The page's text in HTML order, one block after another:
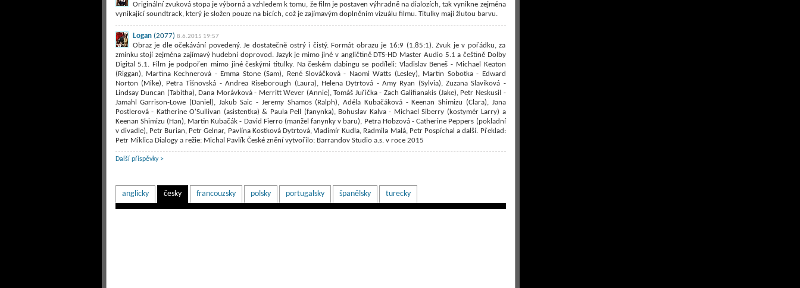
Originální zvuková stopa je výborná a vzhledem k tomu, že film je postaven výhradně na dialozích, tak vynikne zejména
vynikající soundtrack, který je složen pouze na bicích, což je zajímavým doplněním vizuálu filmu. Titulky mají žlutou barvu.
Logan (2077) 8.6.2015 19:57
Obraz je dle očekávání povedený. Je dostatečně ostrý i čistý. Formát obrazu je 16:9 (1,85:1). Zvuk je v pořádku, za
zmínku stojí zejména zajímavý hudební doprovod. Jazyk je mimo jiné v angličtině DTS-HD Master Audio 5.1 a češtině Dolby
Digital 5.1. Film je podpořen mimo jiné českými titulky. Na českém dabingu se podíleli: Vladislav Beneš - Michael Keaton
(Riggan), Martina Kechnerová - Emma Stone (Sam), René Slováčková - Naomi Watts (Lesley), Martin Sobotka - Edward
Norton (Mike), Petra Tišnovská - Andrea Riseborough (Laura), Helena Dytrtová - Amy Ryan (Sylvia), Zuzana Slavíková -
Lindsay Duncan (Tabitha), Dana Morávková - Merritt Wever (Annie), Tomáš Juřička - Zach Galifianakis (Jake), Petr Neskusil -
Jamahl Garrison-Lowe (Daniel), Jakub Saic - Jeremy Shamos (Ralph), Adéla Kubačáková - Keenan Shimizu (Clara), Jana
Postlerová - Katherine O'Sullivan (asistentka) & Paula Pell (fanynka), Bohuslav Kalva - Michael Siberry (kostymér Larry) a
Keenan Shimizu (Han), Martin Kubačák - David Fierro (manžel fanynky v baru), Petra Hobzová - Catherine Peppers (pokladní
v divadle), Petr Burian, Petr Gelnar, Pavlína Kostková Dytrtová, Vladimír Kudla, Radmila Malá, Petr Pospíchal a další. Překlad:
Petr Miklica Dialogy a režie: Michal Pavlík České znění vytvořilo: Barrandov Studio a.s. v roce 2015
Další příspěvky >
anglicky česky francouzsky polsky portugalsky španělsky turecky